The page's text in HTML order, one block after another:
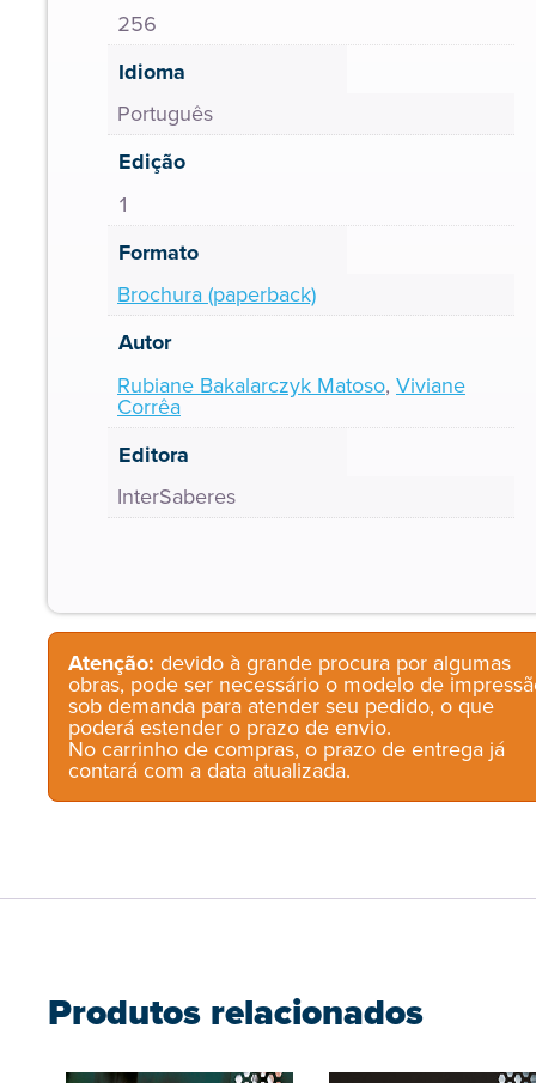
256
Idioma
Português
Edição
1
Formato
Brochura (paperback)
Autor
Rubiane Bakalarczyk Matoso, Viviane
Corrêa
Editora
InterSaberes
Atenção: devido à grande procura por algumas
obras, pode ser necessário o modelo de
sob demanda para atender seu pedido, o que
poderá estender o prazo de envio.
No carrinho de compras, o prazo de entrega já
contará com a data atualizada.
Produtos relacionados